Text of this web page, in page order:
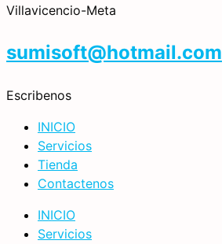
Villavicencio-Meta
sumisoft@hotmail.com
Escribenos
INICIO
Servicios
Tienda
Contactenos
INICIO
Servicios